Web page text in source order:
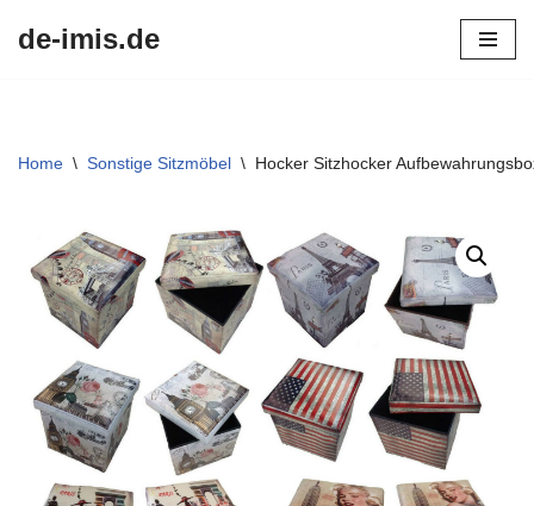
de-imis.de
Home \ Sonstige Sitzmöbel \ Hocker Sitzhocker